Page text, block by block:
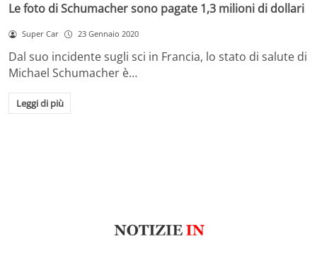
Le foto di Schumacher sono pagate 1,3 milioni di dollari
Super Car 23 Gennaio 2020
Dal suo incidente sugli sci in Francia, lo stato di salute di
Michael Schumacher è…
Leggi di più